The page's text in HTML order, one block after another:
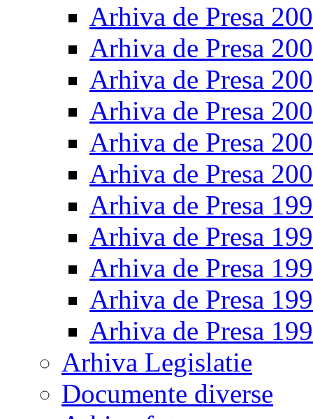
Arhiva de Presa
Arhiva de Presa
Arhiva de Presa
Arhiva de Presa
Arhiva de Presa
Arhiva de Presa
Arhiva de Presa
Arhiva de Presa
Arhiva de Presa
Arhiva de Presa
Arhiva de Presa
Arhiva Legislatie
Documente diverse